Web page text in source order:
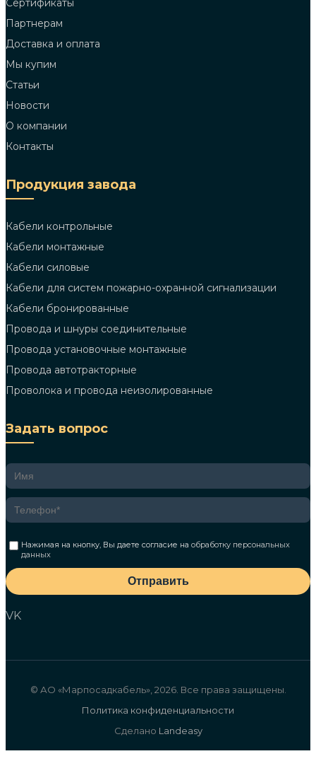
Сертификаты
Партнерам
Доставка и оплата
Мы купим
Статьи
Новости
О компании
Контакты
Продукция завода
Кабели контрольные
Кабели монтажные
Кабели силовые
Кабели для систем пожарно-охранной сигнализации
Кабели бронированные
Провода и шнуры соединительные
Провода установочные монтажные
Провода автотракторные
Проволока и провода неизолированные
Задать вопрос
Нажимая на кнопку, Вы даете согласие наобработку персональных
данных
Отправить
VK
© АО «Марпосадкабель», 2026. Все права защищены.
Политика конфиденциальности
Сделано Landeasy